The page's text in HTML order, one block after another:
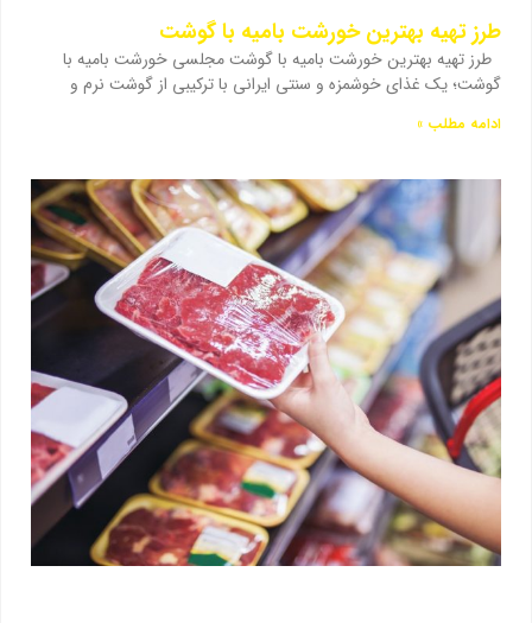
طرز تهیه بهترین خورشت بامیه با گوشت
طرز تهیه بهترین خورشت بامیه با گوشت مجلسی خورشت بامیه با
گوشت؛ یک غذای خوشمزه و سنتی ایرانی با ترکیبی از گوشت نرم و
ادامه مطلب »